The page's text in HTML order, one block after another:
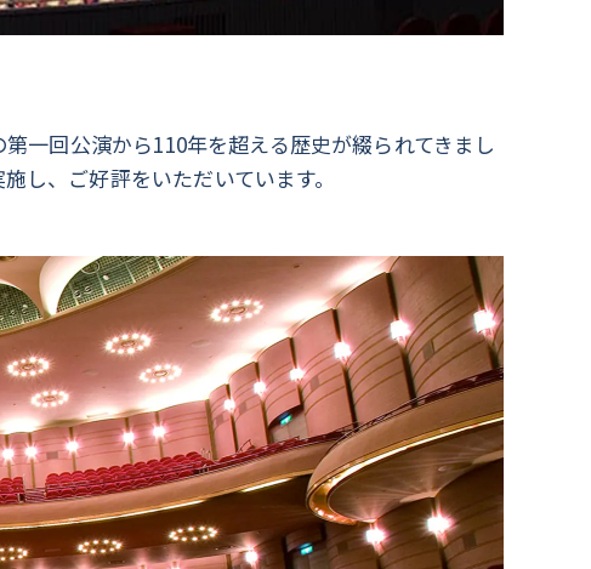
一回公演から110年を超える歴史が綴られてきまし
し、ご好評をいただいています。